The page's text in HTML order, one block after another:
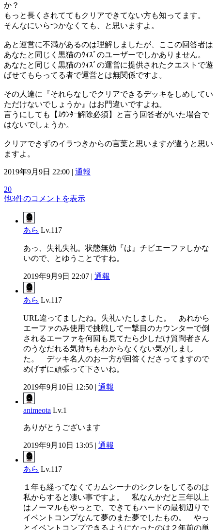
か？
もっと長くされててもクリアできてない方も知ってます。
そんなにいらつかなくても、と思いますよ。
あと運営に不満があるのは理解しましたが、ここの回答者は
あなたと同じく黒猫のｳｨｽﾞのユーザーでしかありません。
あなたと同じく黒猫のｳｨｽﾞの運営に提供されたクエストで遊
ばせてもらってる者で運営とは無関係ですよ。
その人達に『それらなしでクリアできるデッキをしめしてい
ただけないでしょうか』はお門違いですよね。
言うにしても【ｶｳﾝﾀｰ解除必須】と言う回答者がいた場合で
はないでしょうか。
クリアできずのイラつきからの言葉と思いますが違うと思い
ますよ。
2019年9月9日 22:00 | 通報
20
他3件のコメントを表示
あら Lv.117
あっ、失礼失礼。状態無効『は』チビエーファしかな
いので、とゆうことですね。
2019年9月9日 22:07 | 通報
あら Lv.117
URL違ってましたね。失礼いたしました。 あれから
エーファのみ使用で挑戦して一撃目のカウンターで倒
されるエーファを何回も見てたら少しだけ質問者さん
のうなだれる気持ちもわからなくない気がしまし
た。 デッキ名人のお一方が回答くださってますので
めげずに頑張って下さいね。
2019年9月10日 12:50 | 通報
animeota Lv.1
ありがとうございます
2019年9月10日 13:05 | 通報
あら Lv.117
１年も経ってなくてカムシーナのシクレをしてるのは
私からすると凄い事ですよ。 私なんかだと三年以上
はノーマルもやっとで、できてもハードの最初辺りで
イベントコンプなんて夢のまた夢でしたもの。 やっ
とイベントコンプできるようになったのは２年前の単